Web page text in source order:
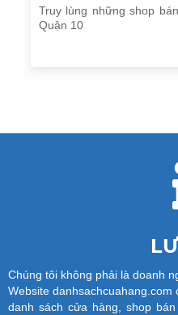
Truy lùng những shop
Quận 10
Chúng tôi không phải là doanh
Website
danh sách cửa hàng, shop